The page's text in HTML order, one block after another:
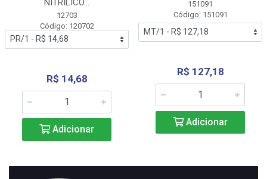
NITRÍLICO...
12703
Código: 120702
R$ 14,68
Adicionar
151091
Código: 151091
R$ 127,18
Adicionar